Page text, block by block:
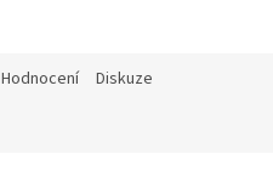
Hodnocení Diskuze